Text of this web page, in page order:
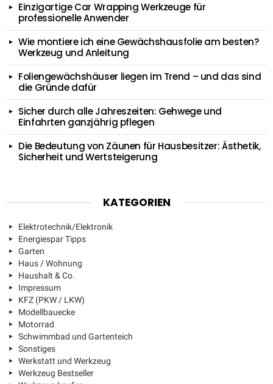
Einzigartige Car Wrapping Werkzeuge für
professionelle Anwender
Wie montiere ich eine Gewächshausfolie am besten?
Werkzeug und Anleitung
Foliengewächshäuser liegen im Trend – und das sind
die Gründe dafür
Sicher durch alle Jahreszeiten: Gehwege und
Einfahrten ganzjährig pflegen
Die Bedeutung von Zäunen für Hausbesitzer: Ästhetik,
Sicherheit und Wertsteigerung
KATEGORIEN
Elektrotechnik/Elektronik
Energiespar Tipps
Garten
Haus / Wohnung
Haushalt & Co.
Impressum
KFZ (PKW / LKW)
Modellbauecke
Motorrad
Schwimmbad und Gartenteich
Sonstiges
Werkstatt und Werkzeug
Werkzeug Bestseller